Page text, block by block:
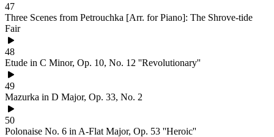
47
Three Scenes from Petrouchka [Arr. for Piano]: The Shrove-tide
Fair
48
Etude in C Minor, Op. 10, No. 12 ''Revolutionary''
49
Mazurka in D Major, Op. 33, No. 2
50
Polonaise No. 6 in A-Flat Major, Op. 53 ''Heroic''